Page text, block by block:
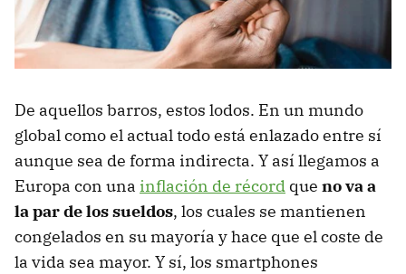
De aquellos barros, estos lodos. En un mundo
global como el actual todo está enlazado entre sí
aunque sea de forma indirecta. Y así llegamos a
Europa con una inflación de récord que no va a
la par de los sueldos, los cuales se mantienen
congelados en su mayoría y hace que el coste de
la vida sea mayor. Y sí, los smartphones